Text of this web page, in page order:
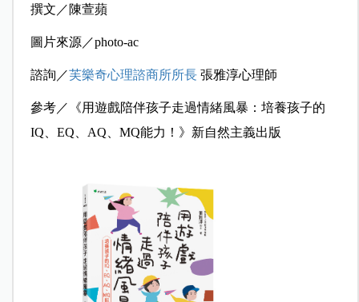
撰文／陳萱蘋
圖片來源／photo-ac
諮詢／芙樂奇心理諮商所所長張雅淳心理師
參考／《用遊戲陪伴孩子走過情緒風暴：培養孩子的
IQ、EQ、AQ、MQ能力！》新自然主義出版